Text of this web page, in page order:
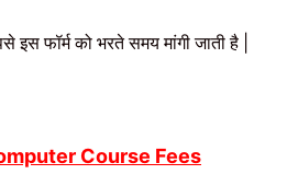
इस फॉर्म को भरते समय मांगी जाती है
Course Fees